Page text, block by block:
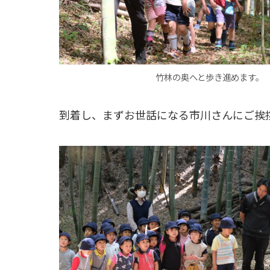
竹林の奥へと歩き進めます。
到着し、まずお世話になる市川さんにご挨